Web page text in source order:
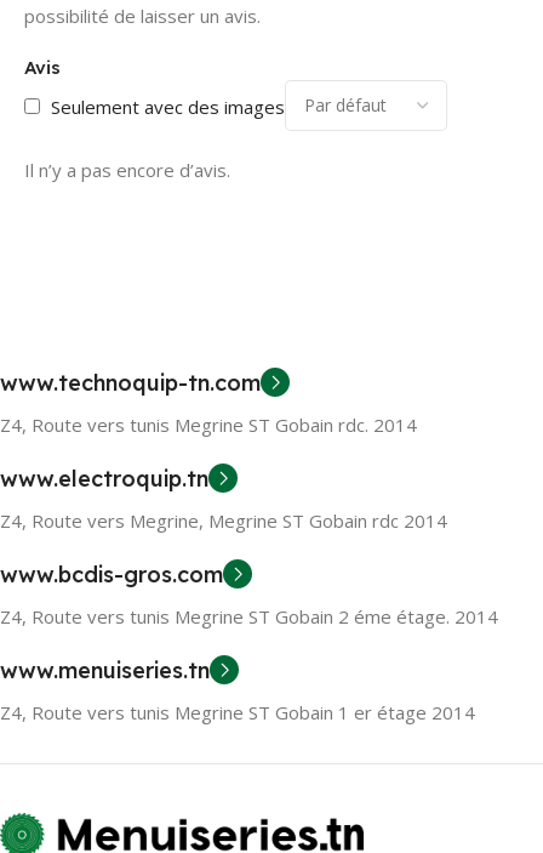
Avis
Seulement avec des images
Il n’y a pas encore d’avis.
possibilité de laisser un avis.
www.technoquip-tn.com
Z4, Route vers tunis Megrine ST Gobain rdc. 2014
www.electroquip.tn
Z4, Route vers Megrine, Megrine ST Gobain rdc 2014
www.bcdis-gros.com
Z4, Route vers tunis Megrine ST Gobain 2 éme étage. 2014
www.menuiseries.tn
Z4, Route vers tunis Megrine ST Gobain 1 er étage 2014